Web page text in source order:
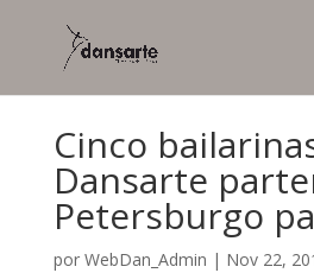
Cinco
Dansarte
Petersburgo
por WebDan_Admin | Nov 22,